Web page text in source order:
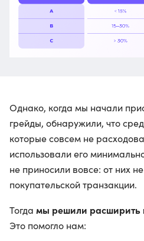
Однако, когда мы начали
грейды, обнаружили, что
которые совсем не
использовали его
не приносили вовсе: от них
покупательской транзакции.
Тогда мы решили расширить
Это помогло нам: